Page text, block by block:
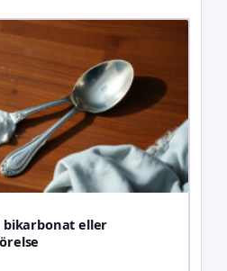
bikarbonat eller